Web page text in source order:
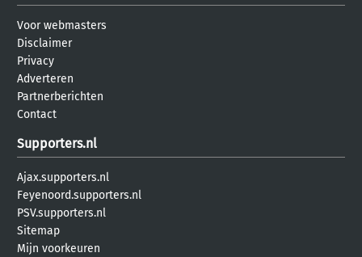
Voor webmasters
Disclaimer
Privacy
Adverteren
Partnerberichten
Contact
Supporters.nl
Ajax.supporters.nl
Feyenoord.supporters.nl
PSV.supporters.nl
Sitemap
Mijn voorkeuren